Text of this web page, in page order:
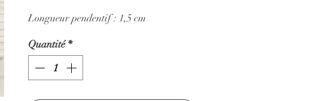
Longueur pendentif : 1,5 cm
Quantité *